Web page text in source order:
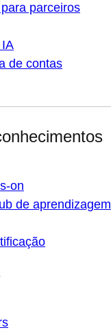
parceiros
de contas
on
de aprendizagem